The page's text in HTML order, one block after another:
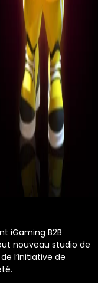
iGaming B2B
nouveau studio de
l’initiative de